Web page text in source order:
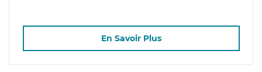
En Savoir Plus